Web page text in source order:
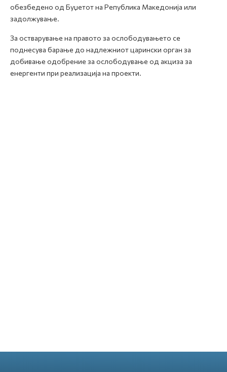
обезбедено од Буџетот на Република Македонија или
задолжување.
За остварување на правото за ослободувањето се
поднесува барање до надлежниот царински орган за
добивање одобрение за ослободување од акциза за
енергенти при реализација на проекти.